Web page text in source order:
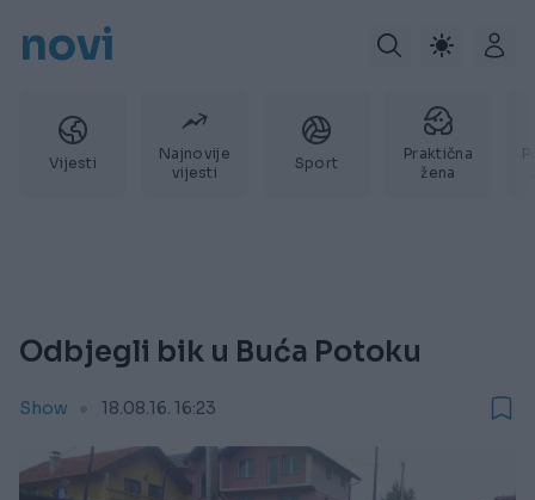
novi
Vijesti
Najnovije
vijesti
Sport
Praktična
žena
Odbjegli bik u Buća Potoku
Show 18.08.16. 16:23